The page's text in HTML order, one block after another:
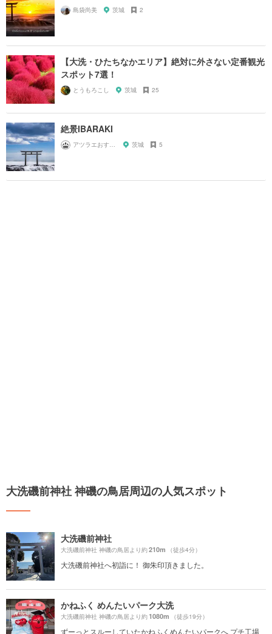
島袋尚美 茨城 2
【大洗・ひたちなかエリア】絶対に外さない定番観光
スポット7選！
とうもろこし 茨城 25
絶景IBARAKI
アツラエおすすめ旅プラン！ 茨城 5
大洗磯前神社 神磯の鳥居周辺の人気スポット
大洗磯前神社
大洗磯前神社 神磯の鳥居より約210m （徒歩4分）
大洗磯前神社へ初詣に！ 御朱印頂きました。
かねふく めんたいパーク大洗
大洗磯前神社 神磯の鳥居より約1080m （徒歩19分）
ずーっとスルーしていたかねふくめんたいパークへ プチ工場